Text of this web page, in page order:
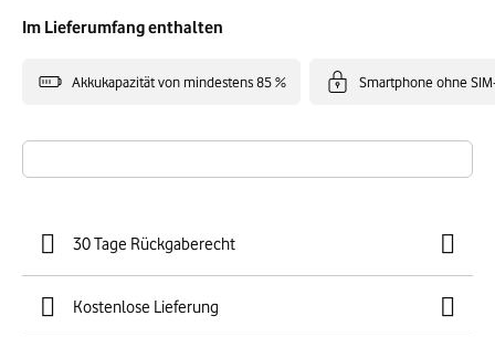
Im Lieferumfang enthalten
Akkukapazität von mindestens 85 % Smartphone ohne
30 Tage Rückgaberecht
Kostenlose Lieferung